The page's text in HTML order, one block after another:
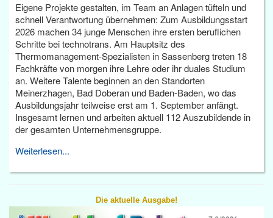
Eigene Projekte gestalten, im Team an Anlagen tüfteln und
schnell Verantwortung übernehmen: Zum Ausbildungsstart
2026 machen 34 junge Menschen ihre ersten beruflichen
Schritte bei technotrans. Am Hauptsitz des
Thermomanagement-Spezialisten in Sassenberg treten 18
Fachkräfte von morgen ihre Lehre oder ihr duales Studium
an. Weitere Talente beginnen an den Standorten
Meinerzhagen, Bad Doberan und Baden-Baden, wo das
Ausbildungsjahr teilweise erst am 1. September anfängt.
Insgesamt lernen und arbeiten aktuell 112 Auszubildende in
der gesamten Unternehmensgruppe.
Weiterlesen...
Die aktuelle Ausgabe!